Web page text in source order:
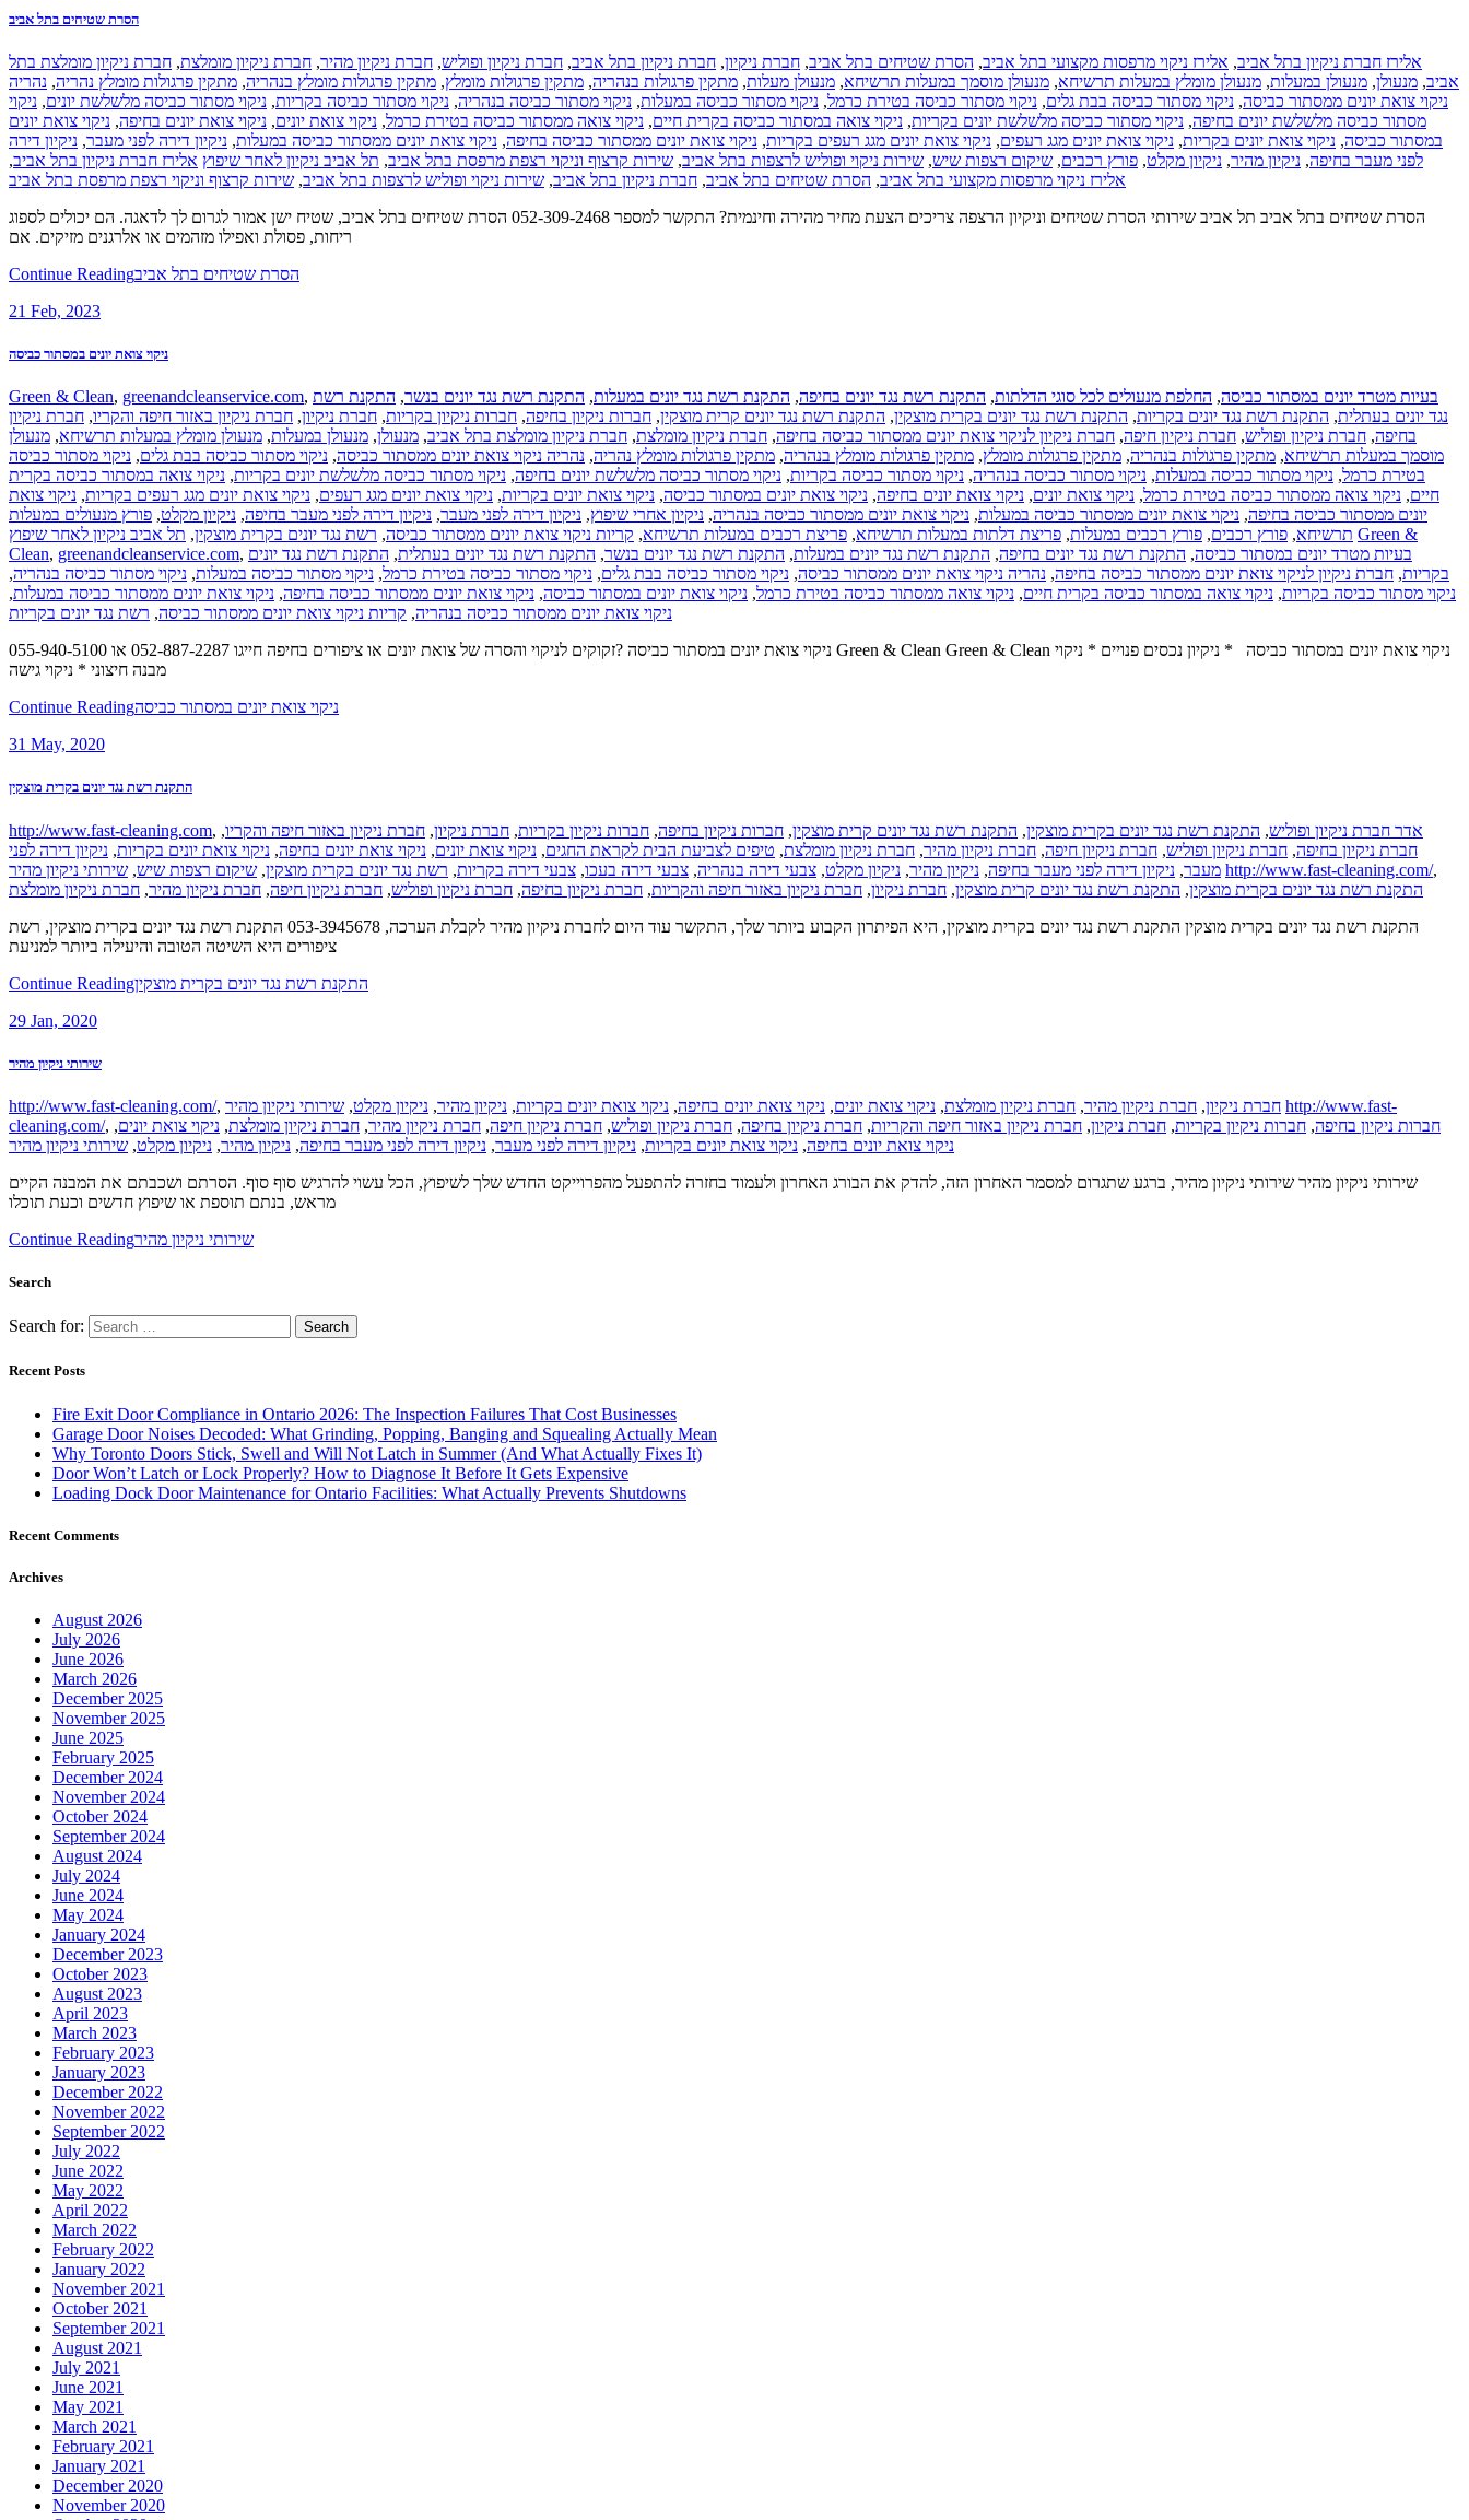
הסרת שטיחים בתל אביב
אלירז חברת ניקיון בתל אביב, אלירז ניקוי מרפסות מקצועי בתל אביב, הסרת שטיחים בתל אביב, חברת ניקיון, חברת ניקיון בתל אביב, חברת ניקיון ופוליש, חברת ניקיון מהיר, חברת ניקיון מומלצת, חברת ניקיון מומלצת בתל
אביב, מנעולן, מנעולן במעלות, מנעולן מומלץ במעלות תרשיחא, מנעולן מוסמך במעלות תרשיחא, מנעולן מעלות, מתקין פרגולות בנהריה, מתקין פרגולות מומלץ, מתקין פרגולות מומלץ בנהריה, מתקין פרגולות מומלץ נהריה, נהריה
ניקוי צואת יונים ממסתור כביסה, ניקוי מסתור כביסה בבת גלים, ניקוי מסתור כביסה בטירת כרמל, ניקוי מסתור כביסה במעלות, ניקוי מסתור כביסה בנהריה, ניקוי מסתור כביסה בקריות, ניקוי מסתור כביסה מלשלשת יונים, ניקוי
מסתור כביסה מלשלשת יונים בחיפה, ניקוי מסתור כביסה מלשלשת יונים בקריות, ניקוי צואה במסתור כביסה בקרית חיים, ניקוי צואה ממסתור כביסה בטירת כרמל, ניקוי צואת יונים, ניקוי צואת יונים בחיפה, ניקוי צואת יונים
במסתור כביסה, ניקוי צואת יונים בקריות, ניקוי צואת יונים מגג רעפים, ניקוי צואת יונים מגג רעפים בקריות, ניקוי צואת יונים ממסתור כביסה בחיפה, ניקוי צואת יונים ממסתור כביסה במעלות, ניקיון דירה לפני מעבר, ניקיון דירה
לפני מעבר בחיפה, ניקיון מהיר, ניקיון מקלט, פורץ רכבים, שיקום רצפות שיש, שירות ניקוי ופוליש לרצפות בתל אביב, שירות קרצוף וניקוי רצפת מרפסת בתל אביב, תל אביב ניקיון לאחר שיפוץ אלירז חברת ניקיון בתל אביב,
אלירז ניקוי מרפסות מקצועי בתל אביב, הסרת שטיחים בתל אביב, חברת ניקיון בתל אביב, שירות ניקוי ופוליש לרצפות בתל אביב, שירות קרצוף וניקוי רצפת מרפסת בתל אביב
הסרת שטיחים בתל אביב תל אביב שירותי הסרת שטיחים וניקיון הרצפה צריכים הצעת מחיר מהירה וחינמית? התקשר למספר 052-309-2468 הסרת שטיחים בתל אביב, שטיח ישן אמור לגרום לך לדאגה. הם יכולים לספוג
ריחות, פסולת ואפילו מזהמים או אלרגנים מזיקים. אם
Continue Readingהסרת שטיחים בתל אביב
21 Feb, 2023
ניקוי צואת יונים במסתור כביסה
Green & Clean, greenandcleanservice.com, בעיות מטרד יונים במסתור כביסה, החלפת מנעולים לכל סוגי הדלתות, התקנת רשת נגד יונים בחיפה, התקנת רשת נגד יונים במעלות, התקנת רשת נגד יונים בנשר, התקנת רשת
נגד יונים בעתלית, התקנת רשת נגד יונים בקריות, התקנת רשת נגד יונים בקרית מוצקין, התקנת רשת נגד יונים קרית מוצקין, חברות ניקיון בחיפה, חברות ניקיון בקריות, חברת ניקיון, חברת ניקיון באזור חיפה והקריו, חברת ניקיון
בחיפה, חברת ניקיון ופוליש, חברת ניקיון חיפה, חברת ניקיון לניקוי צואת יונים ממסתור כביסה בחיפה, חברת ניקיון מומלצת, חברת ניקיון מומלצת בתל אביב, מנעולן, מנעולן במעלות, מנעולן מומלץ במעלות תרשיחא, מנעולן
מוסמך במעלות תרשיחא, מתקין פרגולות בנהריה, מתקין פרגולות מומלץ, מתקין פרגולות מומלץ בנהריה, מתקין פרגולות מומלץ נהריה, נהריה ניקוי צואת יונים ממסתור כביסה, ניקוי מסתור כביסה בבת גלים, ניקוי מסתור כביסה
בטירת כרמל, ניקוי מסתור כביסה במעלות, ניקוי מסתור כביסה בנהריה, ניקוי מסתור כביסה בקריות, ניקוי מסתור כביסה מלשלשת יונים בחיפה, ניקוי מסתור כביסה מלשלשת יונים בקריות, ניקוי צואה במסתור כביסה בקרית
חיים, ניקוי צואה ממסתור כביסה בטירת כרמל, ניקוי צואת יונים, ניקוי צואת יונים בחיפה, ניקוי צואת יונים במסתור כביסה, ניקוי צואת יונים בקריות, ניקוי צואת יונים מגג רעפים, ניקוי צואת יונים מגג רעפים בקריות, ניקוי צואת
יונים ממסתור כביסה בחיפה, ניקוי צואת יונים ממסתור כביסה במעלות, ניקוי צואת יונים ממסתור כביסה בנהריה, ניקיון אחרי שיפוץ, ניקיון דירה לפני מעבר, ניקיון דירה לפני מעבר בחיפה, ניקיון מקלט, פורץ מנעולים במעלות
תרשיחא, פורץ רכבים, פורץ רכבים במעלות, פריצת דלתות במעלות תרשיחא, פריצת רכבים במעלות תרשיחא, קריות ניקוי צואת יונים ממסתור כביסה, רשת נגד יונים בקרית מוצקין, תל אביב ניקיון לאחר שיפוץ
Green &
Clean, greenandcleanservice.com, בעיות מטרד יונים במסתור כביסה, התקנת רשת נגד יונים בחיפה, התקנת רשת נגד יונים במעלות, התקנת רשת נגד יונים בנשר, התקנת רשת נגד יונים בעתלית, התקנת רשת נגד יונים
בקריות, חברת ניקיון לניקוי צואת יונים ממסתור כביסה בחיפה, נהריה ניקוי צואת יונים ממסתור כביסה, ניקוי מסתור כביסה בבת גלים, ניקוי מסתור כביסה בטירת כרמל, ניקוי מסתור כביסה במעלות, ניקוי מסתור כביסה בנהריה,
ניקוי מסתור כביסה בקריות, ניקוי צואה במסתור כביסה בקרית חיים, ניקוי צואה ממסתור כביסה בטירת כרמל, ניקוי צואת יונים במסתור כביסה, ניקוי צואת יונים ממסתור כביסה בחיפה, ניקוי צואת יונים ממסתור כביסה במעלות,
ניקוי צואת יונים ממסתור כביסה בנהריה, קריות ניקוי צואת יונים ממסתור כביסה, רשת נגד יונים בקריות
ניקוי צואת יונים במסתור כביסה ?זקוקים לניקוי והסרה של צואת יונים או ציפורים בחיפה חייגו 052-887-2287 או 055-940-5100 Green & Clean Green & Clean ניקוי צואת יונים במסתור כביסה * ניקיון נכסים פנויים * ניקוי
מבנה חיצוני * ניקוי גישה
Continue Readingניקוי צואת יונים במסתור כביסה
31 May, 2020
התקנת רשת נגד יונים בקרית מוצקין
http://www.fast-cleaning.com, אדר חברת ניקיון ופוליש, התקנת רשת נגד יונים בקרית מוצקין, התקנת רשת נגד יונים קרית מוצקין, חברות ניקיון בחיפה, חברות ניקיון בקריות, חברת ניקיון, חברת ניקיון באזור חיפה והקריו,
חברת ניקיון בחיפה, חברת ניקיון ופוליש, חברת ניקיון חיפה, חברת ניקיון מהיר, חברת ניקיון מומלצת, טיפים לצביעת הבית לקראת החגים, ניקוי צואת יונים, ניקוי צואת יונים בחיפה, ניקוי צואת יונים בקריות, ניקיון דירה לפני
מעבר, ניקיון דירה לפני מעבר בחיפה, ניקיון מהיר, ניקיון מקלט, צבעי דירה בנהריה, צבעי דירה בעכו, צבעי דירה בקריות, רשת נגד יונים בקרית מוצקין, שיקום רצפות שיש, שירותי ניקיון מהיר http://www.fast-cleaning.com/,
התקנת רשת נגד יונים בקרית מוצקין, התקנת רשת נגד יונים קרית מוצקין, חברת ניקיון, חברת ניקיון באזור חיפה והקריות, חברת ניקיון בחיפה, חברת ניקיון ופוליש, חברת ניקיון חיפה, חברת ניקיון מהיר, חברת ניקיון מומלצת
התקנת רשת נגד יונים בקרית מוצקין התקנת רשת נגד יונים בקרית מוצקין, היא הפיתרון הקבוע ביותר שלך, התקשר עוד היום לחברת ניקיון מהיר לקבלת הערכה, 053-3945678 התקנת רשת נגד יונים בקרית מוצקין, רשת
ציפורים היא השיטה הטובה והיעילה ביותר למניעת
Continue Readingהתקנת רשת נגד יונים בקרית מוצקין
29 Jan, 2020
שירותי ניקיון מהיר
http://www.fast-cleaning.com/, חברת ניקיון, חברת ניקיון מהיר, חברת ניקיון מומלצת, ניקוי צואת יונים, ניקוי צואת יונים בחיפה, ניקוי צואת יונים בקריות, ניקיון מהיר, ניקיון מקלט, שירותי ניקיון מהיר
http://www.fast-
cleaning.com/, חברות ניקיון בחיפה, חברות ניקיון בקריות, חברת ניקיון, חברת ניקיון באזור חיפה והקריות, חברת ניקיון בחיפה, חברת ניקיון ופוליש, חברת ניקיון חיפה, חברת ניקיון מהיר, חברת ניקיון מומלצת, ניקוי צואת יונים,
ניקוי צואת יונים בחיפה, ניקוי צואת יונים בקריות, ניקיון דירה לפני מעבר, ניקיון דירה לפני מעבר בחיפה, ניקיון מהיר, ניקיון מקלט, שירותי ניקיון מהיר
שירותי ניקיון מהיר שירותי ניקיון מהיר, ברגע שתגרום למסמר האחרון הזה, להדק את הבורג האחרון ולעמוד בחזרה להתפעל מהפרוייקט החדש שלך לשיפוץ, הכל עשוי להרגיש סוף סוף. הסרתם ושכבתם את המבנה הקיים
מראש, בנתם תוספת או שיפוץ חדשים וכעת תוכלו
Continue Readingשירותי ניקיון מהיר
Search
Search for:
Recent Posts
Fire Exit Door Compliance in Ontario 2026: The Inspection Failures That Cost Businesses
Garage Door Noises Decoded: What Grinding, Popping, Banging and Squealing Actually Mean
Why Toronto Doors Stick, Swell and Will Not Latch in Summer (And What Actually Fixes It)
Door Won’t Latch or Lock Properly? How to Diagnose It Before It Gets Expensive
Loading Dock Door Maintenance for Ontario Facilities: What Actually Prevents Shutdowns
Recent Comments
Archives
August 2026
July 2026
June 2026
March 2026
December 2025
November 2025
June 2025
February 2025
December 2024
November 2024
October 2024
September 2024
August 2024
July 2024
June 2024
May 2024
January 2024
December 2023
October 2023
August 2023
April 2023
March 2023
February 2023
January 2023
December 2022
November 2022
September 2022
July 2022
June 2022
May 2022
April 2022
March 2022
February 2022
January 2022
November 2021
October 2021
September 2021
August 2021
July 2021
June 2021
May 2021
March 2021
February 2021
January 2021
December 2020
November 2020